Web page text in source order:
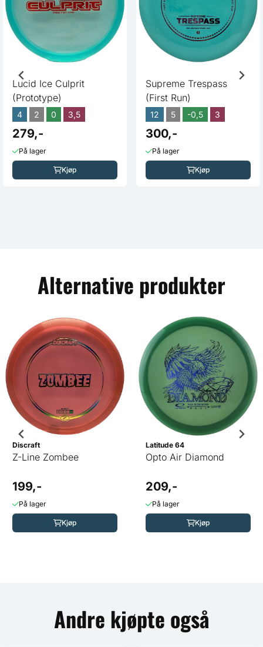
Lucid Ice Culprit
(Prototype)
4 2 0 3,5
279,-
På lager
Kjøp
Supreme Trespass
(First Run)
12 5 -0,5 3
300,-
På lager
Kjøp
Alternative produkter
Discraft
Z-Line Zombee
199,-
På lager
Kjøp
Latitude 64
Opto Air Diamond
209,-
På lager
Kjøp
Andre kjøpte også